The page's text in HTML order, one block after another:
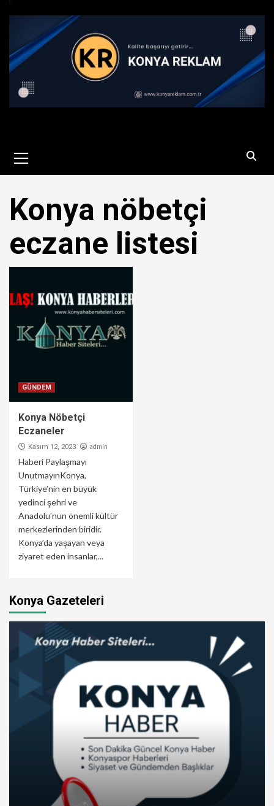
Menu
Konya nöbetçi
eczane listesi
GÜNDEM
Konya Nöbetçi
Eczaneler
Kasım 12, 2023 admin
Haberi Paylaşmayı
UnutmayınKonya,
Türkiye’nin en büyük
yedinci şehri ve
Anadolu’nun önemli kültür
merkezlerinden biridir.
Konya’da yaşayan veya
ziyaret eden insanlar,...
Konya Gazeteleri